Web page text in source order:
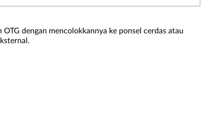
dengan mencolokkannya ke ponsel cerdas atau